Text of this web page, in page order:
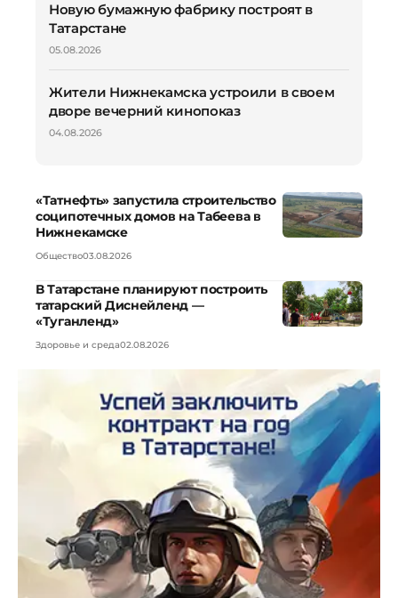
Новую бумажную фабрику построят в
Татарстане
05.08.2026
Жители Нижнекамска устроили в своем
дворе вечерний кинопоказ
04.08.2026
«Татнефть» запустила строительство
соципотечных домов на Табеева в
Нижнекамске
Общество03.08.2026
В Татарстане планируют построить
татарский Диснейленд —
«Туганленд»
Здоровье и среда02.08.2026